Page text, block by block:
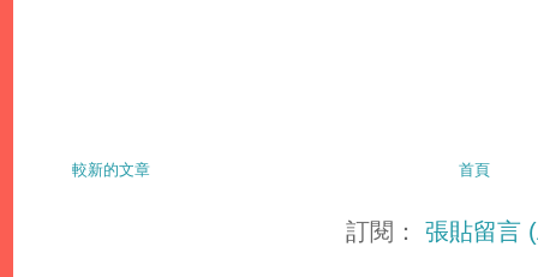
較新的文章 首頁
訂閱：張貼留言